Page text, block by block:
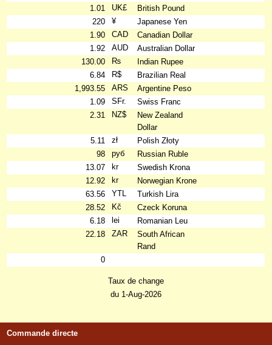
1.01
UK£
British Pound
220
¥
Japanese Yen
1.90
CAD
Canadian Dollar
1.92
AUD
Australian Dollar
130.00
₨
Indian Rupee
6.84
R$
Brazilian Real
1,993.55
ARS
Argentine Peso
1.09
SFr.
Swiss Franc
2.31
NZ$
New Zealand
Dollar
5.11
zł
Polish Złoty
98
руб
Russian Ruble
13.07
kr
Swedish Krona
12.92
kr
Norwegian Krone
63.56
YTL
Turkish Lira
28.52
Kč
Czeck Koruna
6.18
lei
Romanian Leu
22.18
ZAR
South African
Rand
0
Taux de change
du 1-Aug-2026
Commande directe